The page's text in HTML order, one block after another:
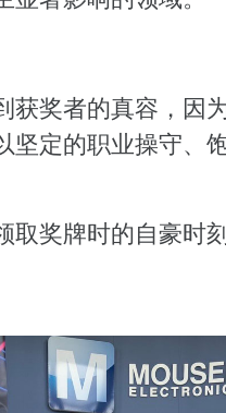
获奖者的真容，因
定的职业操守、
奖牌时的自豪时刻